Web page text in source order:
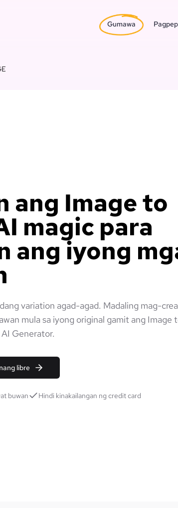
Gumawa
ang Image to
magic para
ang iyong
variation agad-agad. Madaling mag-
mula sa iyong original gamit ang Image
Generator.
libre
buwan Hindi kinakailangan ng credit card